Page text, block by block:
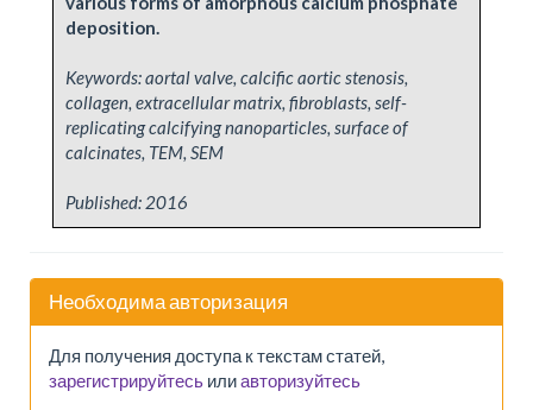
deposition.
Keywords: aortal valve, calcific aortic stenosis,
collagen, extracellular matrix, fibroblasts, self-
replicating calcifying nanoparticles, surface of
calcinates, TEM, SEM
Published: 2016
Необходима авторизация
Для получения доступа к текстам статей,
зарегистрируйтесь илиавторизуйтесь